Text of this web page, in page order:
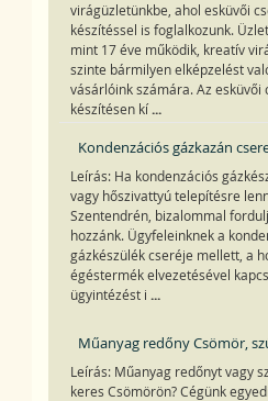
virágüzletünkbe, ahol esküvői
készítéssel is foglalkozunk.
mint 17 éve működik, kreatív
szinte bármilyen elképzelést
vásárlóink számára. Az esküvői
készítésen kí ...
Kondenzációs gázkazán
Leírás: Ha kondenzációs
vagy hőszivattyú telepítésre
Szentendrén, bizalommal
hozzánk. Ügyfeleinknek a
gázkészülék cseréje mellett, a
égéstermék elvezetésével
ügyintézést i ...
Műanyag redőny Csömör,
Leírás: Műanyag redőnyt vagy
keres Csömörön? Cégünk